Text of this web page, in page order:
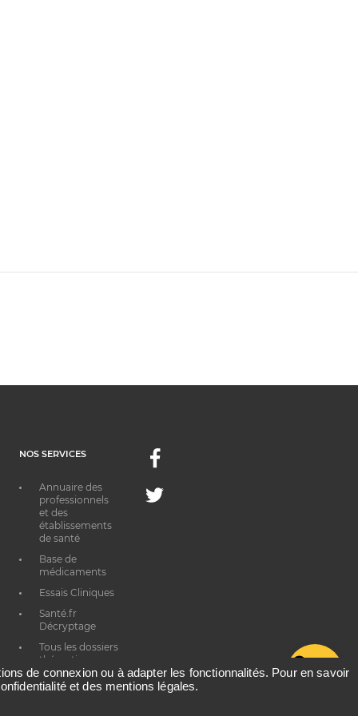
NOS SERVICES
Annuaire des
professionnels
et des
établissements
de santé
Base de
médicaments
Essais Cliniques
Santé.fr
Décryptage
Tous les dossiers
thématiques
Facebook
Twitter
de connexion ou à adapter les fonctionnalités. Pour en savoir
et des mentions légales.